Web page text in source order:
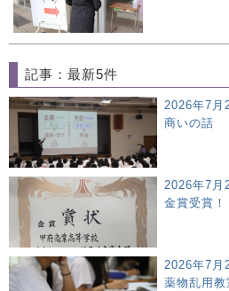
記事：最新5件
2026年7月
商いの話
2026年7月
金賞受賞
2026年7月
薬物乱用教